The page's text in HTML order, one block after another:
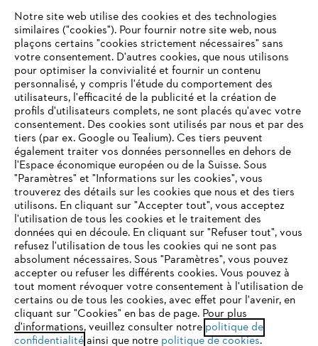
L'Entreprise
Questions fréquentes
Service
Politique de protection des données
Mentions légales Cookies
Informations juridiques
STIHL VERTRIEBS AG, 8617 Mönchaltorf
VOTRE NAVIGATEUR INTERNET
N'EST PLUS PRIS EN CHARGE
Vous utilisez un navigateur Internet que nous ne prenons plus
en charge, et certaines fonctionnalités de notre site ne
peuvent fonctionner correctement. Pour une utilisation
optimale de notre site, nous vous recommandons de passer à
l'un des navigateurs suivants :
Notre site web utilise des cookies et des technologies
similaires ("cookies"). Pour fournir notre site web, nous
plaçons certains "cookies strictement nécessaires" sans
votre consentement. D'autres cookies, que nous utilisons
pour optimiser la convivialité et fournir un contenu
personnalisé, y compris l'étude du comportement des
utilisateurs, l'efficacité de la publicité et la création de
profils d'utilisateurs complets, ne sont placés qu'avec votre
consentement. Des cookies sont utilisés par nous et par des
tiers (par ex. Google ou Tealium). Ces tiers peuvent
également traiter vos données personnelles en dehors de
l'Espace économique européen ou de la Suisse. Sous
"Paramètres" et "Informations sur les cookies", vous
trouverez des détails sur les cookies que nous et des tiers
utilisons. En cliquant sur "Accepter tout", vous acceptez
l'utilisation de tous les cookies et le traitement des
données qui en découle. En cliquant sur "Refuser tout", vous
refusez l'utilisation de tous les cookies qui ne sont pas
absolument nécessaires. Sous "Paramètres", vous pouvez
accepter ou refuser les différents cookies. Vous pouvez à
tout moment révoquer votre consentement à l'utilisation de
certains ou de tous les cookies, avec effet pour l'avenir, en
cliquant sur "Cookies" en bas de page. Pour plus
d'informations, veuillez consulter notre politique de
confidentialitéainsi que notre politique de cookies.